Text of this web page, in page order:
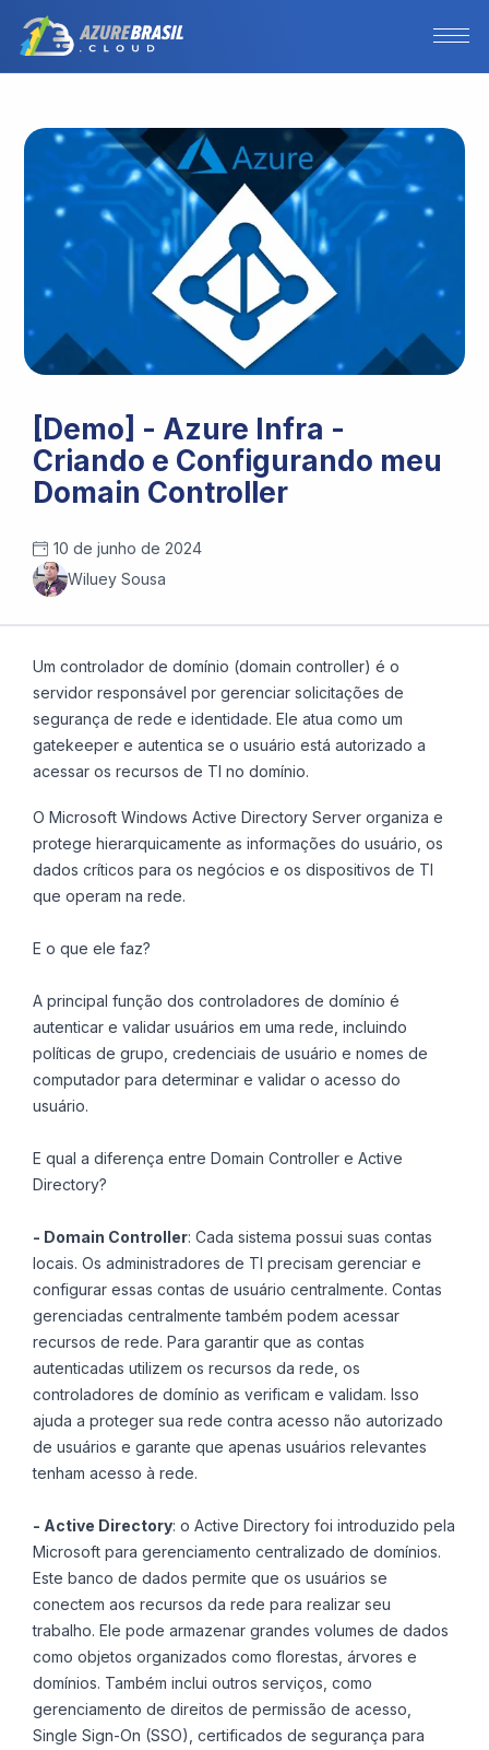
[Demo] - Azure Infra -
Criando e Configurando meu
Domain Controller
10 de junho de 2024
Wiluey Sousa
Um controlador de domínio (domain controller) é o
servidor responsável por gerenciar solicitações de
segurança de rede e identidade. Ele atua como um
gatekeeper e autentica se o usuário está autorizado a
acessar os recursos de TI no domínio.
O Microsoft Windows Active Directory Server organiza e
protege hierarquicamente as informações do usuário, os
dados críticos para os negócios e os dispositivos de TI
que operam na rede.
E o que ele faz?
A principal função dos controladores de domínio é
autenticar e validar usuários em uma rede, incluindo
políticas de grupo, credenciais de usuário e nomes de
computador para determinar e validar o acesso do
usuário.
E qual a diferença entre Domain Controller e Active
Directory?
- Domain Controller: Cada sistema possui suas contas
locais. Os administradores de TI precisam gerenciar e
configurar essas contas de usuário centralmente. Contas
gerenciadas centralmente também podem acessar
recursos de rede. Para garantir que as contas
autenticadas utilizem os recursos da rede, os
controladores de domínio as verificam e validam. Isso
ajuda a proteger sua rede contra acesso não autorizado
de usuários e garante que apenas usuários relevantes
tenham acesso à rede.
- Active Directory: o Active Directory foi introduzido pela
Microsoft para gerenciamento centralizado de domínios.
Este banco de dados permite que os usuários se
conectem aos recursos da rede para realizar seu
trabalho. Ele pode armazenar grandes volumes de dados
como objetos organizados como florestas, árvores e
domínios. Também inclui outros serviços, como
gerenciamento de direitos de permissão de acesso,
Single Sign-On (SSO), certificados de segurança para